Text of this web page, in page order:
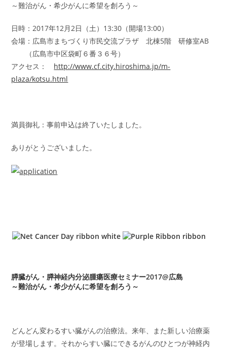
～難治がん・希少がんに希望を創ろう～
日時：2017年12月2日（土）13:30（開場13:00）
会場：広島市まちづくり市民交流プラザ 北棟5階 研修室AB
（広島市中区袋町６番３６号）
アクセス： http://www.cf.city.hiroshima.jp/m-
plaza/kotsu.html
満員御礼：事前申込は終了いたしました。
ありがとうございました。
膵臓がん・膵神経内分泌腫瘍医療セミナー2017@広島
～難治がん・希少がんに希望を創ろう～
どんどん変わるすい臓がんの治療法。来年、また新しい治療薬
が登場します。それからすい臓にできるがんのひとつが神経内